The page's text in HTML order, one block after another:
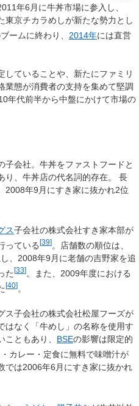
年6月に牛丼市場に参入し、
東京チカラめしが新たな勢力とし
ームに終わり、 2014年には直営
していることや、新たにファミリ
業態が消費者の支持を集めて堅調
年代前半から中盤にかけて市場の
子会社。牛丼をファストフードと
り、牛丼店の代名詞的存在。 長
2008年9月にすき家に抜かれ2位
ス子会社の株式会社すき家本部が
っている [39] 。店舗数の順位は、
、2008年9月に老舗の吉野家を追
た [33] 。また、2009年度における
[40]。
ス子会社の株式会社松屋フーズが
はなく「牛めし」の名称を使用す
ともあり、 BSEの影響は限定的
カレー・定食に無料で味噌汁が
では2006年6月にすき家に抜かれ